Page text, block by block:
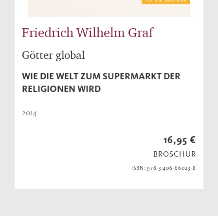
Friedrich Wilhelm Graf
Götter global
WIE DIE WELT ZUM SUPERMARKT DER
RELIGIONEN WIRD
2014
16,95 €
BROSCHUR
ISBN: 978-3-406-66023-8